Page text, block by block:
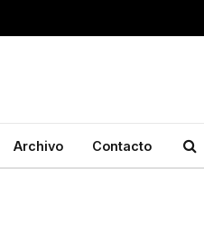
Archivo Contacto